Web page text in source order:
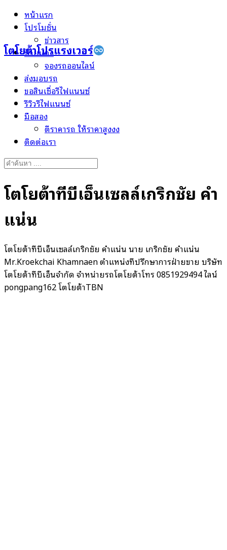
Skip
โตโยต้าโปรแรงเวอร์
หน้าแรก
โปรโมชั่น
ข่าวสาร
ป้ายแดง
จองรถออนไลน์
ส่งมอบรถ
ขอสินเชื่อรีไฟแนนซ์
รีวิวรีไฟแนนซ์
มือสอง
ตีราคารถ ให้ราคาสูงงง
ติดต่อเรา
Search
โตโยต้าทีบีเอ็นเซลล์เกริกชัย คำ
แน่น
โตโยต้าทีบีเอ็นเซลล์เกริกชัย คำแน่น นาย เกริกชัย คำแน่น
Mr.Kroekchai Khamnaen ตำแหน่งที่ปรึกษาการฝ่ายขาย บริษัท
โตโยต้าทีบีเอ็นจำกัด จำหน่ายรถโตโยต้าโทร 0851929494 ไลน์
pongpang162 โตโยต้าTBN